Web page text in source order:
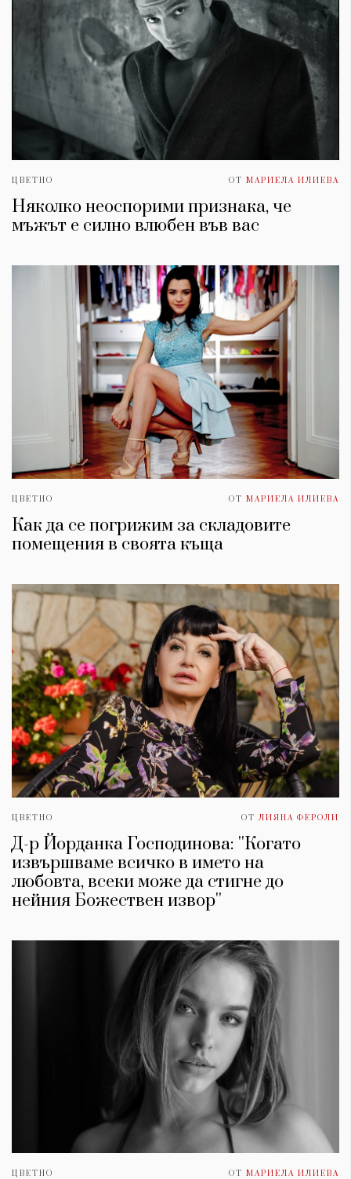
ЦВЕТНО ОТ МАРИЕЛА ИЛИЕВА
Няколко неоспорими признака, че
мъжът е силно влюбен във вас
ЦВЕТНО ОТ МАРИЕЛА ИЛИЕВА
Как да се погрижим за складовите
помещения в своята къща
ЦВЕТНО ОТ ЛИЯНА ФЕРОЛИ
Д-р Йорданка Господинова: ''Когато
извършваме всичко в името на
любовта, всеки може да стигне до
нейния Божествен извор''
ЦВЕТНО ОТ МАРИЕЛА ИЛИЕВА